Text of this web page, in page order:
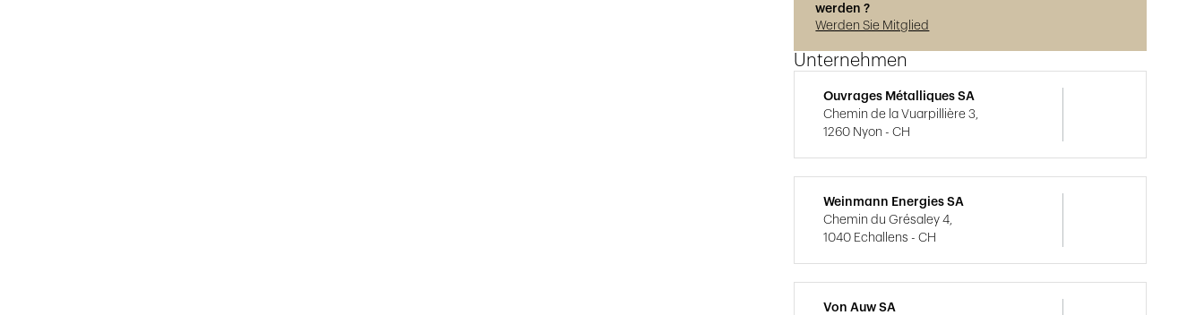
werden ?
Werden Sie Mitglied
Unternehmen
Ouvrages Métalliques SA
Chemin de la Vuarpillière 3,
1260 Nyon - CH
Weinmann Energies SA
Chemin du Grésaley 4,
1040 Echallens - CH
Von Auw SA